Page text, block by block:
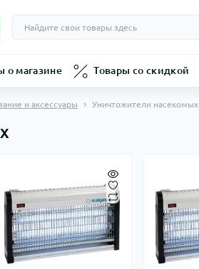
о магазине Товары со скидкой
и аксессуары Уничтожители насекомых